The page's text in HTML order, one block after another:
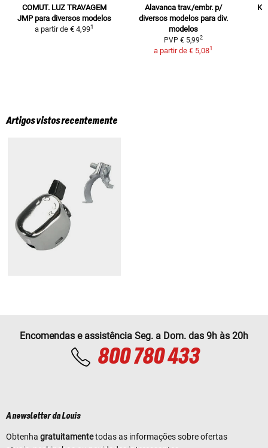
COMUT. LUZ TRAVAGEM
JMP para diversos modelos
a partir de € 4,991
Alavanca trav./embr. p/
diversos modelos para div.
modelos
PVP € 5,992
a partir de € 5,081
Kit
Artigos vistos recentemente
Encomendas e assistência Seg. a Dom. das 9h às 20h
800 780 433
A newsletter da Louis
Obtenha gratuitamentetodas as informações sobre ofertas